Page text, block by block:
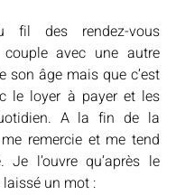
fil des rendez-vous
avec une autre
son âge mais que c’est
le loyer à payer et les
A la fin de la
remercie et me tend
Je l’ouvre qu’après le
laissé un mot :